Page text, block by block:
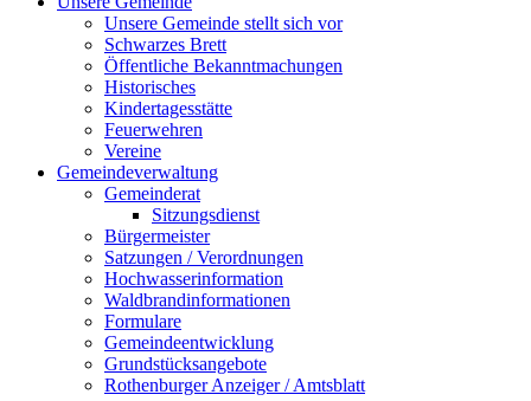
Unsere Gemeinde stellt sich vor
Schwarzes Brett
Öffentliche Bekanntmachungen
Historisches
Kindertagesstätte
Feuerwehren
Vereine
Gemeindeverwaltung
Gemeinderat
Sitzungsdienst
Bürgermeister
Satzungen / Verordnungen
Hochwasserinformation
Waldbrandinformationen
Formulare
Gemeindeentwicklung
Grundstücksangebote
Rothenburger Anzeiger / Amtsblatt